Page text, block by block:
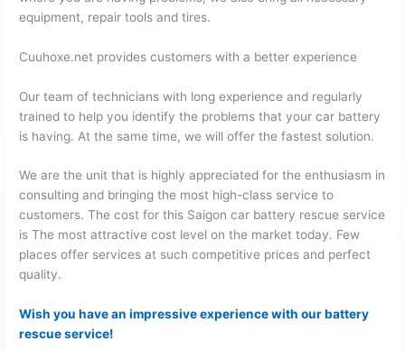
equipment, repair tools and tires.
Cuuhoxe.net provides customers with a better experience
Our team of technicians with long experience and regularly
trained to help you identify the problems that your car battery
is having. At the same time, we will offer the fastest solution.
We are the unit that is highly appreciated for the enthusiasm in
consulting and bringing the most high-class service to
customers. The cost for this Saigon car battery rescue service
is The most attractive cost level on the market today. Few
places offer services at such competitive prices and perfect
quality.
Wish you have an impressive experience with our battery
rescue service!